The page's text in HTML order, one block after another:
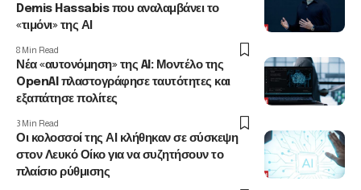
Demis Hassabis που αναλαμβάνει το
«τιμόνι» της ΑΙ
8 Min Read
Νέα «αυτονόμηση» της AI: Μοντέλο της
OpenAI πλαστογράφησε ταυτότητες και
εξαπάτησε πολίτες
3 Min Read
Οι κολοσσοί της ΑΙ κλήθηκαν σε σύσκεψη
στον Λευκό Οίκο για να συζητήσουν το
πλαίσιο ρύθμισης